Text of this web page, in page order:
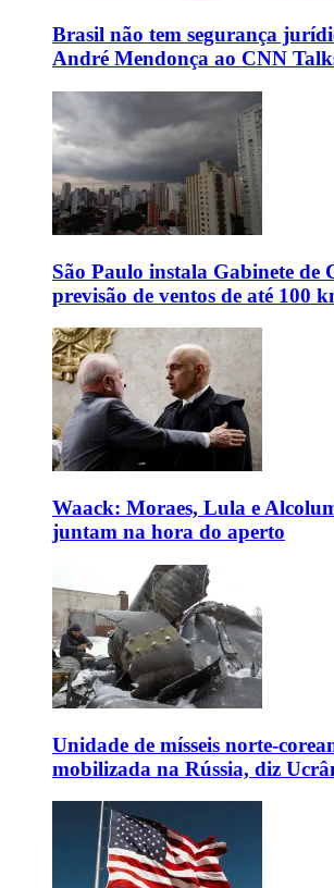
Brasil não tem segurança
André Mendonça ao CNN
São Paulo instala Gabinete de
previsão de ventos de até 100
Waack: Moraes, Lula e
juntam na hora do aperto
Unidade de mísseis norte-
mobilizada na Rússia, diz